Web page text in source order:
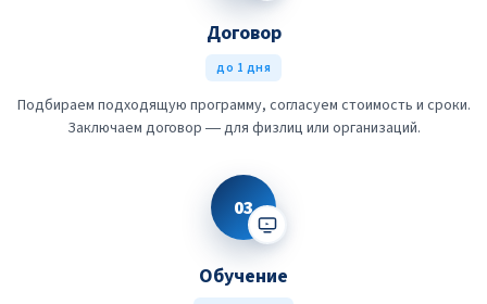
Договор
до 1 дня
Подбираем подходящую программу, согласуем стоимость и сроки.
Заключаем договор — для физлиц или организаций.
03
Обучение